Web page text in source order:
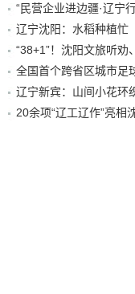
“民营企业进边疆·辽宁
辽宁沈阳：水稻种植忙
辽宁新宾：山间小花环
20余项“辽工辽作”亮相